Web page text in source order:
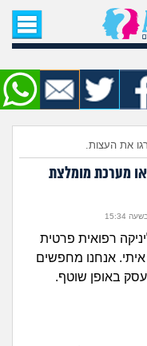
הבית
שאלה
חדשות
שעוררו עניין
כאן?
הטיפים
את העצות.
מערכת מומלצת
רפואית פרטית
אנחנו מחפשים
באופן שוטף.